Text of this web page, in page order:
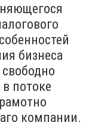
бизнеса
потоке
компании.